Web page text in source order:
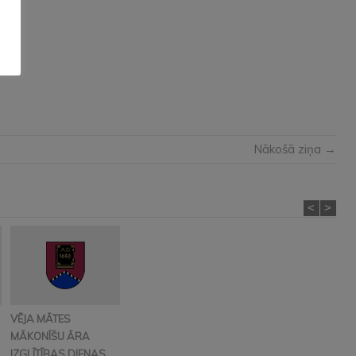
Nākošā ziņa →
VĒJA MĀTES
MĀKONĪŠU ĀRA
< >